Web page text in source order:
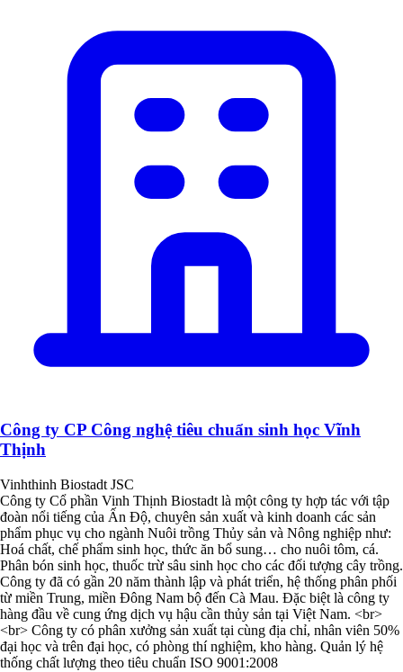
Công ty CP Công nghệ tiêu chuẩn sinh học Vĩnh
Thịnh
Vinhthinh Biostadt JSC
Công ty Cổ phần Vinh Thịnh Biostadt là một công ty hợp tác với tập
đoàn nổi tiếng của Ấn Độ, chuyên sản xuất và kinh doanh các sản
phẩm phục vụ cho ngành Nuôi trồng Thủy sản và Nông nghiệp như:
Hoá chất, chế phẩm sinh học, thức ăn bổ sung… cho nuôi tôm, cá.
Phân bón sinh học, thuốc trừ sâu sinh học cho các đối tượng cây trồng.
Công ty đã có gần 20 năm thành lập và phát triển, hệ thống phân phối
từ miền Trung, miền Đông Nam bộ đến Cà Mau. Đặc biệt là công ty
hàng đầu về cung ứng dịch vụ hậu cần thủy sản tại Việt Nam. <br>
<br> Công ty có phân xưởng sản xuất tại cùng địa chỉ, nhân viên 50%
đại học và trên đại học, có phòng thí nghiệm, kho hàng. Quản lý hệ
thống chất lượng theo tiêu chuẩn ISO 9001:2008